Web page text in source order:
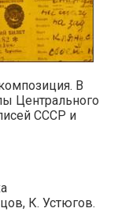
В
Центрального
СССР и
К. Устюгов.